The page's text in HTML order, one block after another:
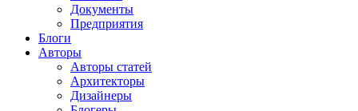
Документы
Предприятия
Блоги
Авторы
Авторы статей
Архитекторы
Дизайнеры